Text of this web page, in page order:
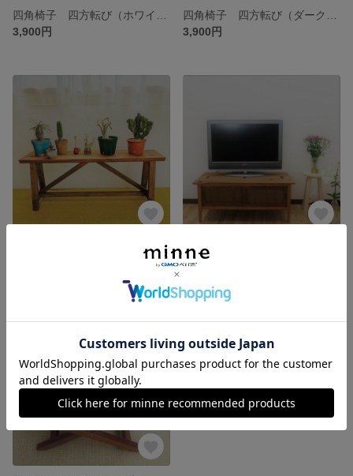
3,900円
3,900円
テレビ台
展示中